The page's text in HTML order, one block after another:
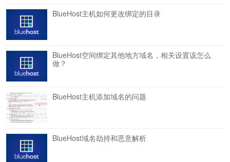
BlueHost主机如何更改绑定的目录
BlueHost空间绑定其他地方域名，相关设置该怎么
做？
BlueHost主机添加域名的问题
BlueHost域名劫持和恶意解析